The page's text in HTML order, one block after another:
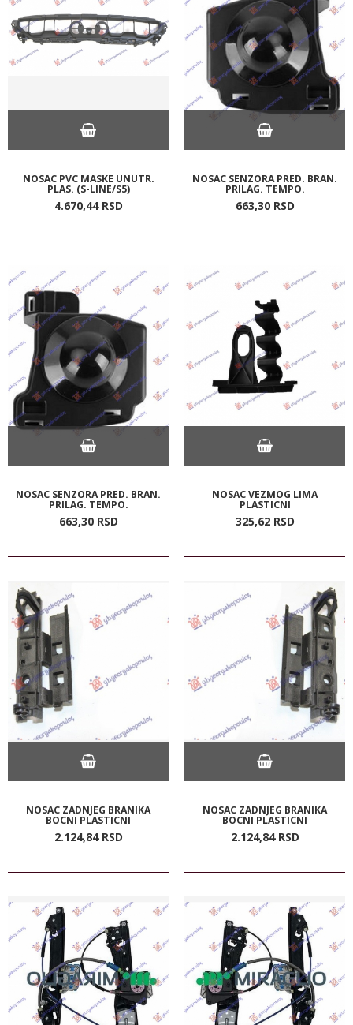
NOSAC PVC MASKE UNUTR.
PLAS. (S-LINE/S5)
4.670,44 RSD
NOSAC SENZORA PRED. BRAN.
PRILAG. TEMPO.
663,30 RSD
NOSAC SENZORA PRED. BRAN.
PRILAG. TEMPO.
663,30 RSD
NOSAC VEZMOG LIMA
PLASTICNI
325,62 RSD
NOSAC ZADNJEG BRANIKA
BOCNI PLASTICNI
2.124,84 RSD
NOSAC ZADNJEG BRANIKA
BOCNI PLASTICNI
2.124,84 RSD